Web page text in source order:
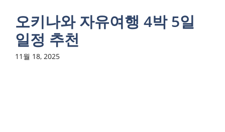
오키나와 자유여행 4박 5일
일정 추천
11월 18, 2025